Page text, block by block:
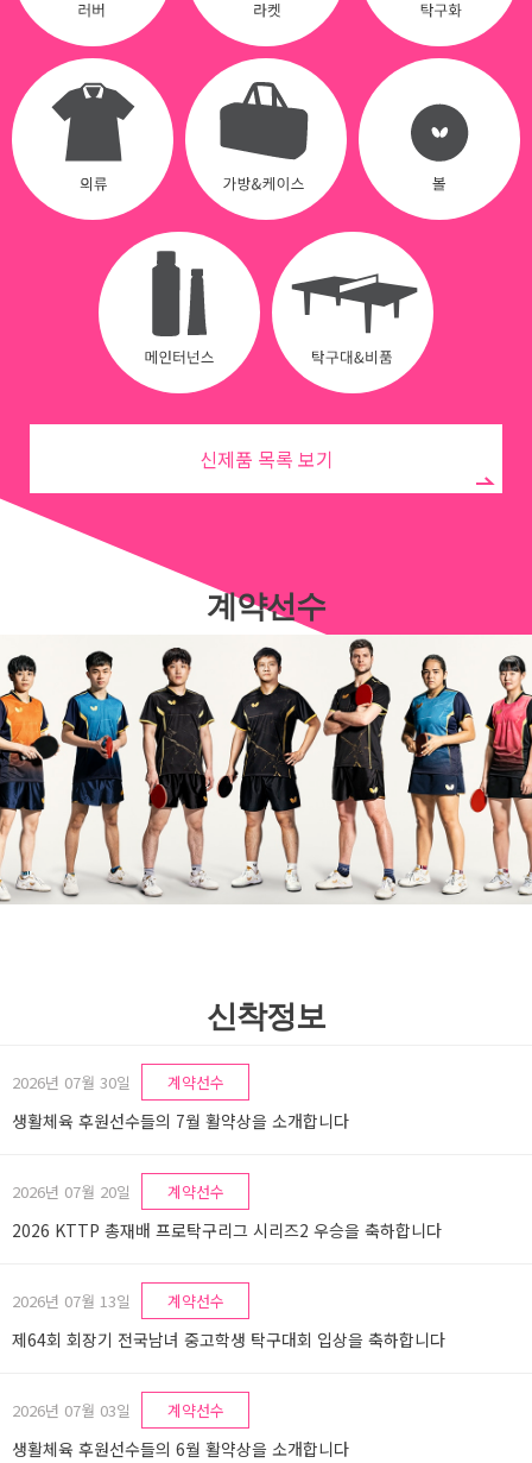
신제품 목록 보기
계약선수
신착정보
2026년 07월 30일 계약선수
생활체육 후원선수들의 7월 활약상을 소개합니다
2026년 07월 20일 계약선수
2026 KTTP 총재배 프로탁구리그 시리즈2 우승을 축하합니다
2026년 07월 13일 계약선수
제64회 회장기 전국남녀 중고학생 탁구대회 입상을 축하합니다
2026년 07월 03일 계약선수
생활체육 후원선수들의 6월 활약상을 소개합니다